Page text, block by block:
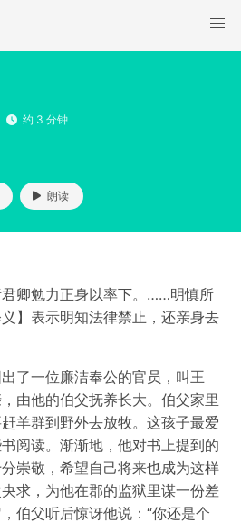
约 3 分钟
朗读
卿勉力正身以率下。……明慎所
】表示明知法律禁止，还亲身去
出了一位廉洁奉公的官员，叫王
由他的伯父抚养长大。伯父家里
羊群到野外去放牧。这孩子最爱
阅读。渐渐地，他对书上提到的
崇敬，希望自己将来也成为这样
求，为他在郡的监狱里谋一份差
伯父听后惊讶他说：“你还是个